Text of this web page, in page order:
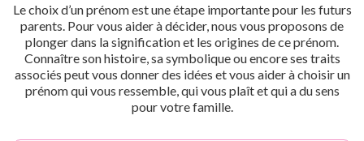
Le choix d’un prénom est une étape importante pour les futurs
parents. Pour vous aider à décider, nous vous proposons de
plonger dans la signification et les origines de ce prénom.
Connaître son histoire, sa symbolique ou encore ses traits
associés peut vous donner des idées et vous aider à choisir un
prénom qui vous ressemble, qui vous plaît et qui a du sens
pour votre famille.